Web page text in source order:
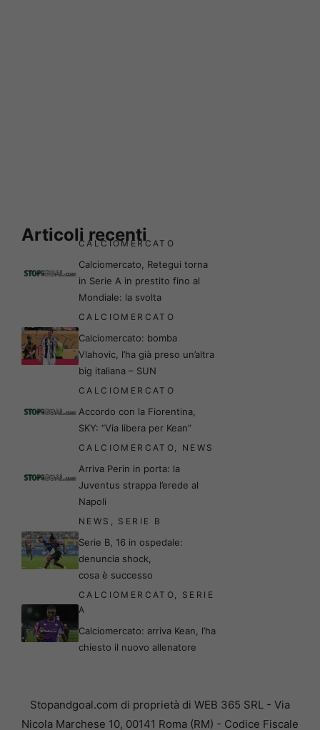
Articoli recenti
CALCIOMERCATO
Calciomercato, Retegui torna
in Serie A in prestito fino al
Mondiale: la svolta
CALCIOMERCATO
Calciomercato: bomba
Vlahovic, l’ha già preso un’altra
big italiana – SUN
CALCIOMERCATO
Accordo con la Fiorentina,
SKY: “Via libera per Kean”
CALCIOMERCATO NEWS
Arriva Perin in porta: la
Juventus strappa l’erede al
Napoli
NEWS SERIE B
Serie B, 16 in ospedale:
denuncia shock,
cosa è successo
CALCIOMERCATO
SERIE
A
Calciomercato: arriva Kean, l’ha
chiesto il nuovo allenatore
Stopandgoal.com di proprietà di WEB 365 SRL - Via
Nicola Marchese 10, 00141 Roma (RM) - Codice Fiscale